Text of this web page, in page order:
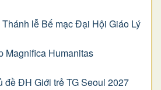
lễ Bế mạc Đại Hội Giáo Lý
Magnifica Humanitas
đề ĐH Giới trẻ TG Seoul 2027